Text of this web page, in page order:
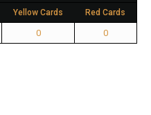
Yellow Cards Red Cards
0 0